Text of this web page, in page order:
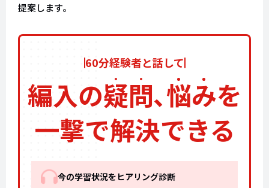
提案します。
60分経験者と話して
編入の疑問､悩みを
一撃で解決できる
今の学習状況をヒアリング診断